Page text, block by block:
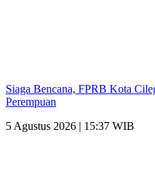
Siaga Bencana, FPRB Kota
Perempuan
5 Agustus 2026 | 15:37 WIB